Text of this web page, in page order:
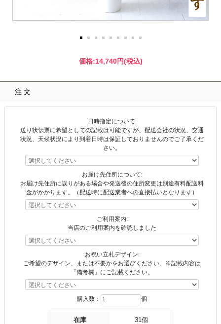
価格:14,740円(税込)
注文
日時指定について:
送り状伝票に希望としての記載は可能ですが、配送会社の状況、交通
状況、天候状況により到着日時は保証しておりませんのでご了承くだ
さい。
お届け先住所について:
お届け先住所に誤りがある場合や発送後の住所変更は別途有料配送料
金がかかります。（配送時に配送業者への直接払いとなります）
ご利用案内:
当店のご利用案内を確認しました
お祝い立札デザイン:
ご希望のデザイン、または不要かをお選びください。※記載内容は
「備考欄」にご記載ください。
購入数： 個
在庫 31個